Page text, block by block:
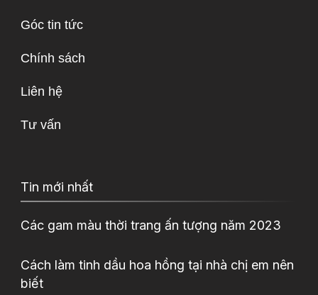
Góc tin tức
Chính sách
Liên hệ
Tư vấn
Tin mới nhất
Các gam màu thời trang ấn tượng năm 2023
Cách làm tinh dầu hoa hồng tại nhà chị em nên
biết